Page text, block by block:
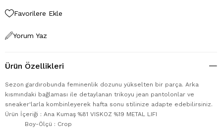
Favorilere Ekle
Yorum Yaz
Ürün Özellikleri
Sezon gardırobunda feminenlik dozunu yükselten bir parça. Arka
kısmındaki bağlaması ile detaylanan trikoyu jean pantolonlar ve
sneaker'larla kombinleyerek hafta sonu stilinize adapte edebilirsiniz.
Ürün İçeriği : Ana Kumaş %81 VISKOZ %19 METAL LIFI
Boy-Ölçü : Crop